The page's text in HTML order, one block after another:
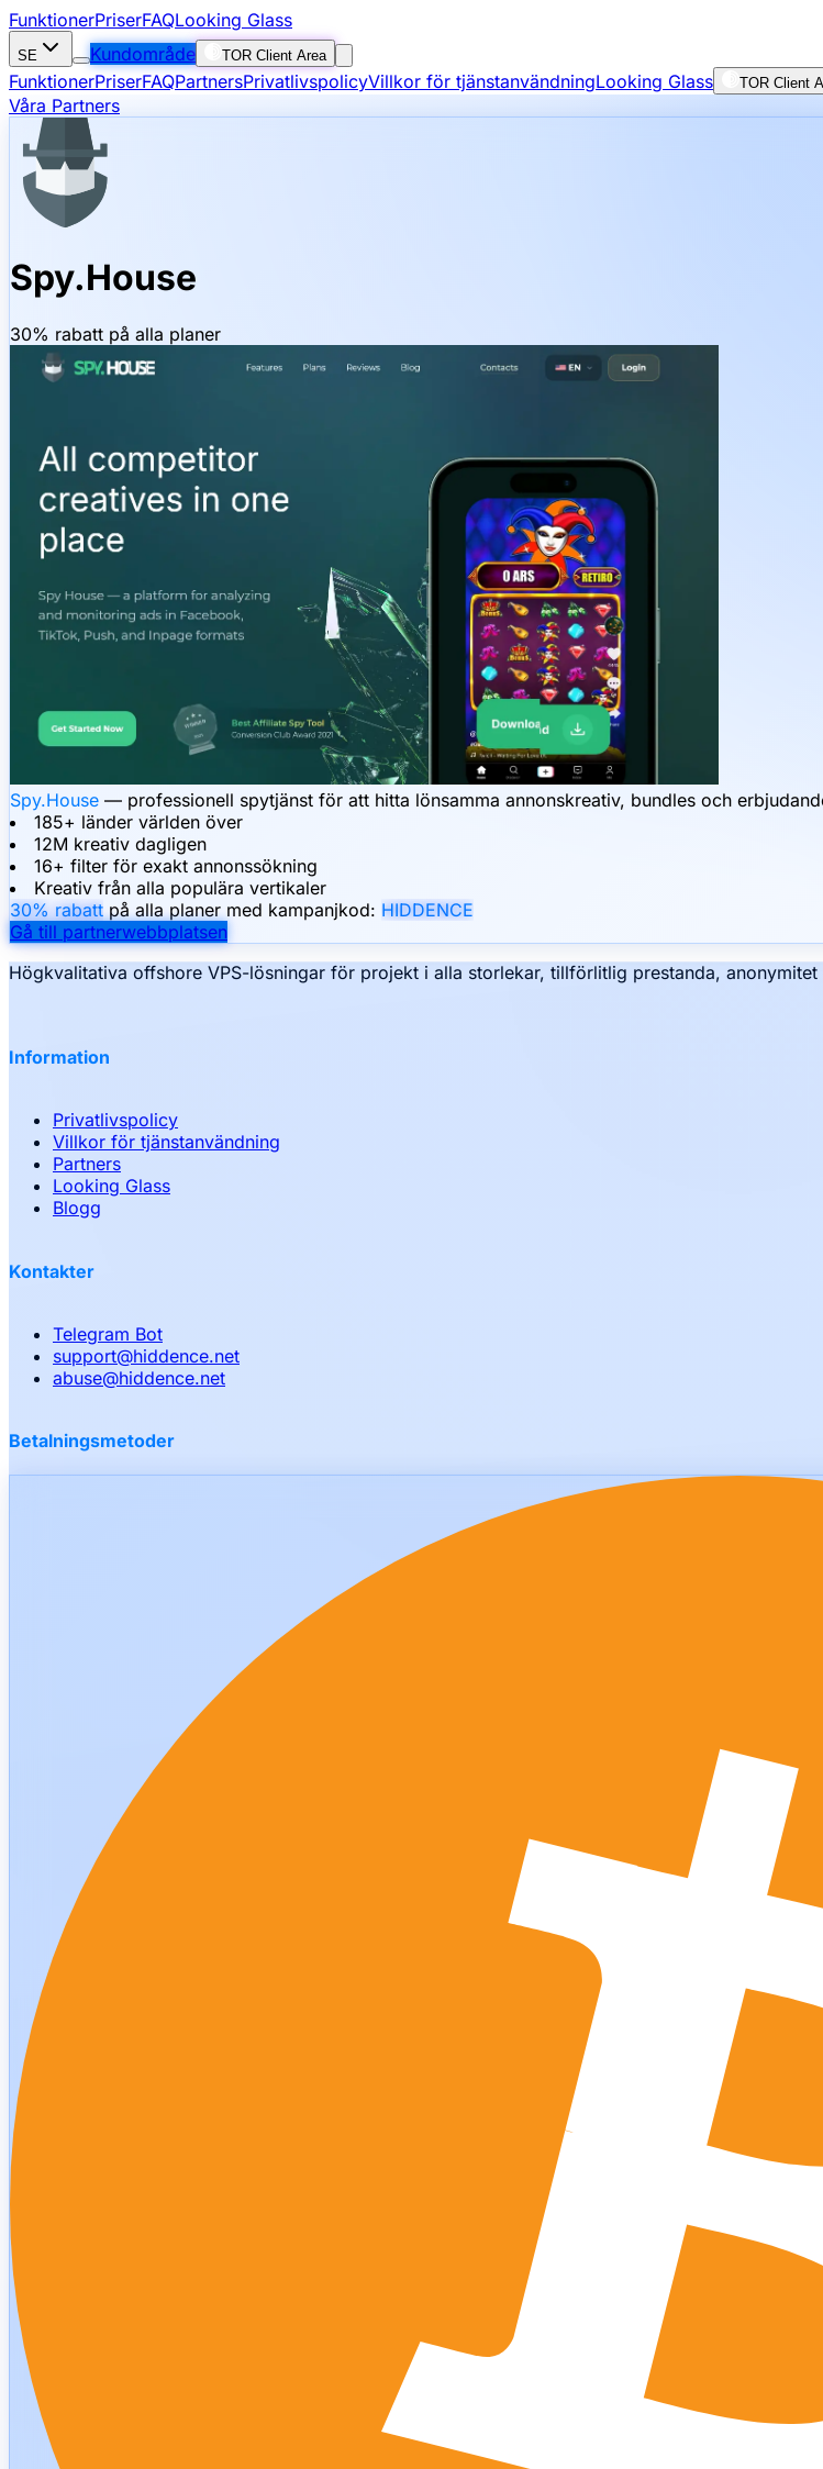
FunktionerPriserFAQLooking Glass
SE Kundområde TOR Client Area
FunktionerPriserFAQPartnersPrivatlivspolicyVillkor för tjänstanvändningLooking Glass TOR Client
Våra Partners
Spy.House
30% rabatt på alla planer
Spy.House — professionell spytjänst för att hitta lönsamma annonskreativ, bundles och
185+ länder världen över
12M kreativ dagligen
16+ filter för exakt annonssökning
Kreativ från alla populära vertikaler
30% rabatt på alla planer med kampanjkod: HIDDENCE
Gå till partnerwebbplatsen
Högkvalitativa offshore VPS-lösningar för projekt i alla storlekar, tillförlitlig prestanda,
Information
Privatlivspolicy
Villkor för tjänstanvändning
Partners
Looking Glass
Blogg
Kontakter
Telegram Bot
support@hiddence.net
abuse@hiddence.net
Betalningsmetoder